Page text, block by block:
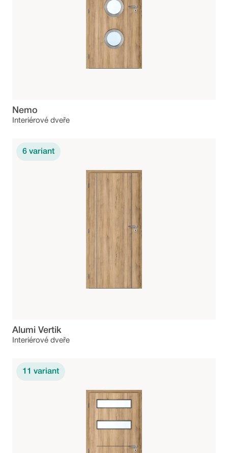
Nemo
Interiérové dveře
Alumi Vertik
Interiérové dveře
6 variant
11 variant